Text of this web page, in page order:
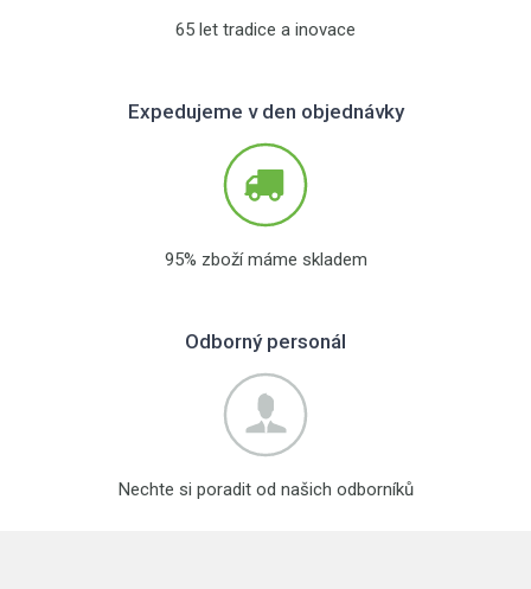
65 let tradice a inovace
Expedujeme v den objednávky
95% zboží máme skladem
Odborný personál
Nechte si poradit od našich odborníků